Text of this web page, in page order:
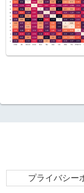
プライバシー